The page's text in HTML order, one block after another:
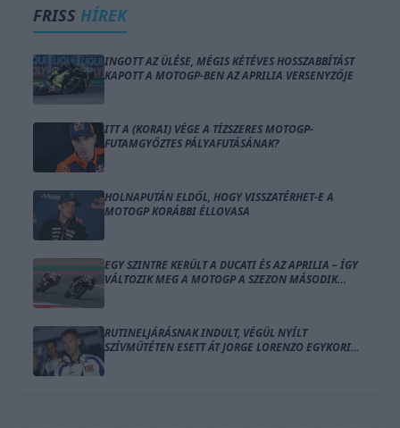
FRISS HÍREK
INGOTT AZ ÜLÉSE, MÉGIS KÉTÉVES HOSSZABBÍTÁST
KAPOTT A MOTOGP-BEN AZ APRILIA VERSENYZŐJE
ITT A (KORAI) VÉGE A TÍZSZERES MOTOGP-
FUTAMGYŐZTES PÁLYAFUTÁSÁNAK?
HOLNAPUTÁN ELDŐL, HOGY VISSZATÉRHET-E A
MOTOGP KORÁBBI ÉLLOVASA
EGY SZINTRE KERÜLT A DUCATI ÉS AZ APRILIA – ÍGY
VÁLTOZIK MEG A MOTOGP A SZEZON MÁSODIK
RUTINELJÁRÁSNAK INDULT, VÉGÜL NYÍLT
SZÍVMŰTÉTEN ESETT ÁT JORGE LORENZO EGYKORI